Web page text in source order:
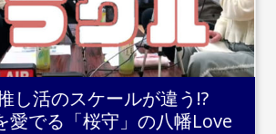
し活のスケールが違う!?
愛でる「桜守」の八幡Love